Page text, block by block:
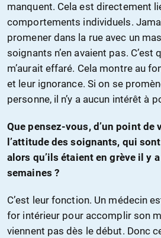
manquent. Cela est directement
comportements individuels.
promener dans la rue avec un
soignants n’en avaient pas. C’est
m’aurait effaré. Cela montre au
et leur ignorance. Si on se
personne, il n’y a aucun intérêt à
Que pensez-vous, d’un point de
l’attitude des soignants, qui
alors qu’ils étaient en grève il y
semaines ?
C’est leur fonction. Un médecin
for intérieur pour accomplir son
viennent pas dès le début. Donc